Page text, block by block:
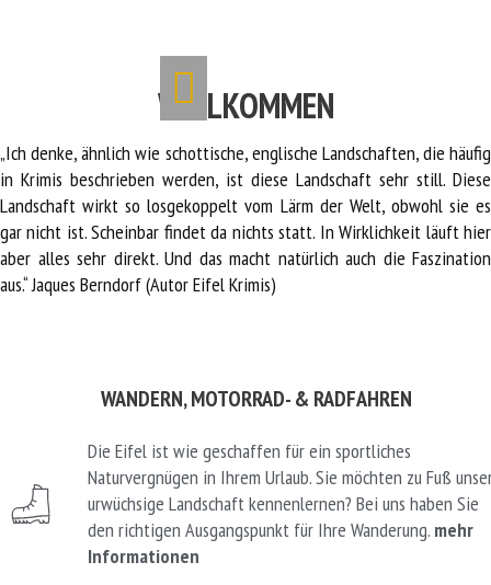
WILLKOMMEN
„Ich denke, ähnlich wie schot­ti­sche, englische Landschaften, die häufig
in Krimis beschrieben werden, ist diese Landschaft sehr still. Diese
Landschaft wirkt so losgekoppelt vom Lärm der Welt, obwohl sie es
gar nicht ist. Scheinbar findet da nichts statt. In Wirklichkeit läuft hier
aber alles sehr direkt. Und das macht natürlich auch die Faszination
aus.“ Jaques Berndorf (Autor Eifel Krimis)
Die Eifel ist wie geschaffen für ein sportliches
Naturvergnügen in Ihrem Urlaub. Sie möchten zu Fuß
urwüchsige Landschaft kennenlernen? Bei uns haben Sie
den richtigen Ausgangspunkt für Ihre Wanderung. mehr
Informationen
WANDERN, MOTORRAD- & RADFAHREN